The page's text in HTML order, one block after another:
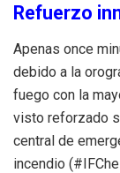
Refuerzo
Apenas once
debido a la
fuego con la
visto reforzado
central de
incendio